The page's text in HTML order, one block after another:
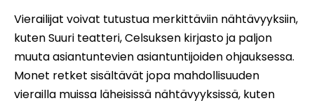
Vierailijat voivat tutustua merkittäviin nähtävyyksiin,
kuten Suuri teatteri, Celsuksen kirjasto ja paljon
muuta asiantuntevien asiantuntijoiden ohjauksessa.
Monet retket sisältävät jopa mahdollisuuden
vierailla muissa läheisissä nähtävyyksissä, kuten